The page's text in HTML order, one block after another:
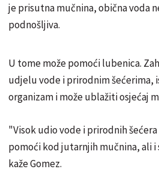
je prisutna mučnina, obična voda
podnošljiva.
U tome može pomoći lubenica.
udjelu vode i prirodnim šećerima,
organizam i može ublažiti osjećaj
"Visok udio vode i prirodnih
pomoći kod jutarnjih mučnina, ali
kaže Gomez.